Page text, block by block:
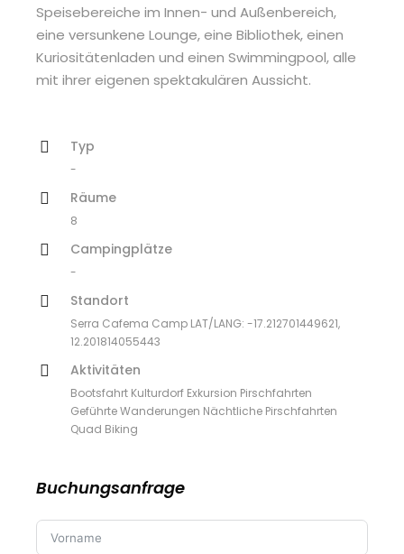
Speisebereiche im Innen- und Außenbereich,
eine versunkene Lounge, eine Bibliothek, einen
Kuriositätenladen und einen Swimmingpool, alle
mit ihrer eigenen spektakulären Aussicht.
Typ
-
Räume
8
Campingplätze
-
Standort
Serra Cafema Camp LAT/LANG: -17.212701449621,
12.201814055443
Aktivitäten
Bootsfahrt Kulturdorf Exkursion Pirschfahrten
Geführte Wanderungen Nächtliche Pirschfahrten
Quad Biking
Buchungsanfrage